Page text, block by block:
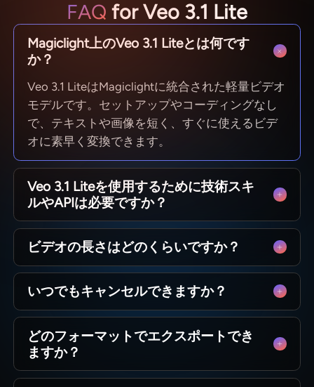
FAQ for Veo 3.1 Lite
Magiclight上のVeo 3.1 Liteとは何です
か？
Veo 3.1 LiteはMagiclightに統合された軽量ビデオ
モデルです。セットアップやコーディングなし
で、テキストや画像を短く、すぐに使えるビデ
オに素早く変換できます。
Veo 3.1 Liteを使用するために技術スキ
ルやAPIは必要ですか？
いいえ。MagiclightはVeo 3.1 Liteを簡単に使用で
きるようにしています。アイデアを入力するか
画像をアップロードするだけで、ビデオをダウ
ンロードできます。技術的な知識は必要ありま
ビデオの長さはどのくらいですか？
Magiclight上のVeo 3.1 Liteはショートクリップ向
けに設計されており、通常セグメントごとに4〜
8秒です。ソーシャルメディア投稿、マーケティ
ング、製品ハイライトに最適です。
いつでもキャンセルできますか？
Magiclight上のVeo 3.1 Liteはショートクリップ向
けに設計されており、通常セグメントごとに4〜
8秒です。ソーシャルメディア投稿、マーケティ
ング、製品ハイライトに最適です。
どのフォーマットでエクスポートでき
ますか？
Magiclightは16:9や9:16などの標準フォーマット